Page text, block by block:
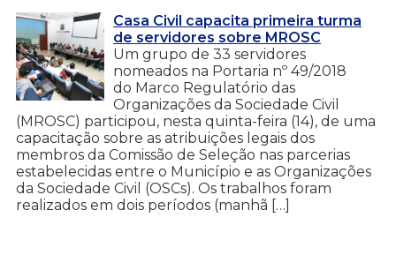
Casa Civil capacita primeira turma
de servidores sobre MROSC
Um grupo de 33 servidores
nomeados na Portaria nº 49/2018
do Marco Regulatório das
Organizações da Sociedade Civil
(MROSC) participou, nesta quinta-feira (14), de uma
capacitação sobre as atribuições legais dos
membros da Comissão de Seleção nas parcerias
estabelecidas entre o Município e as Organizações
da Sociedade Civil (OSCs). Os trabalhos foram
realizados em dois períodos (manhã […]